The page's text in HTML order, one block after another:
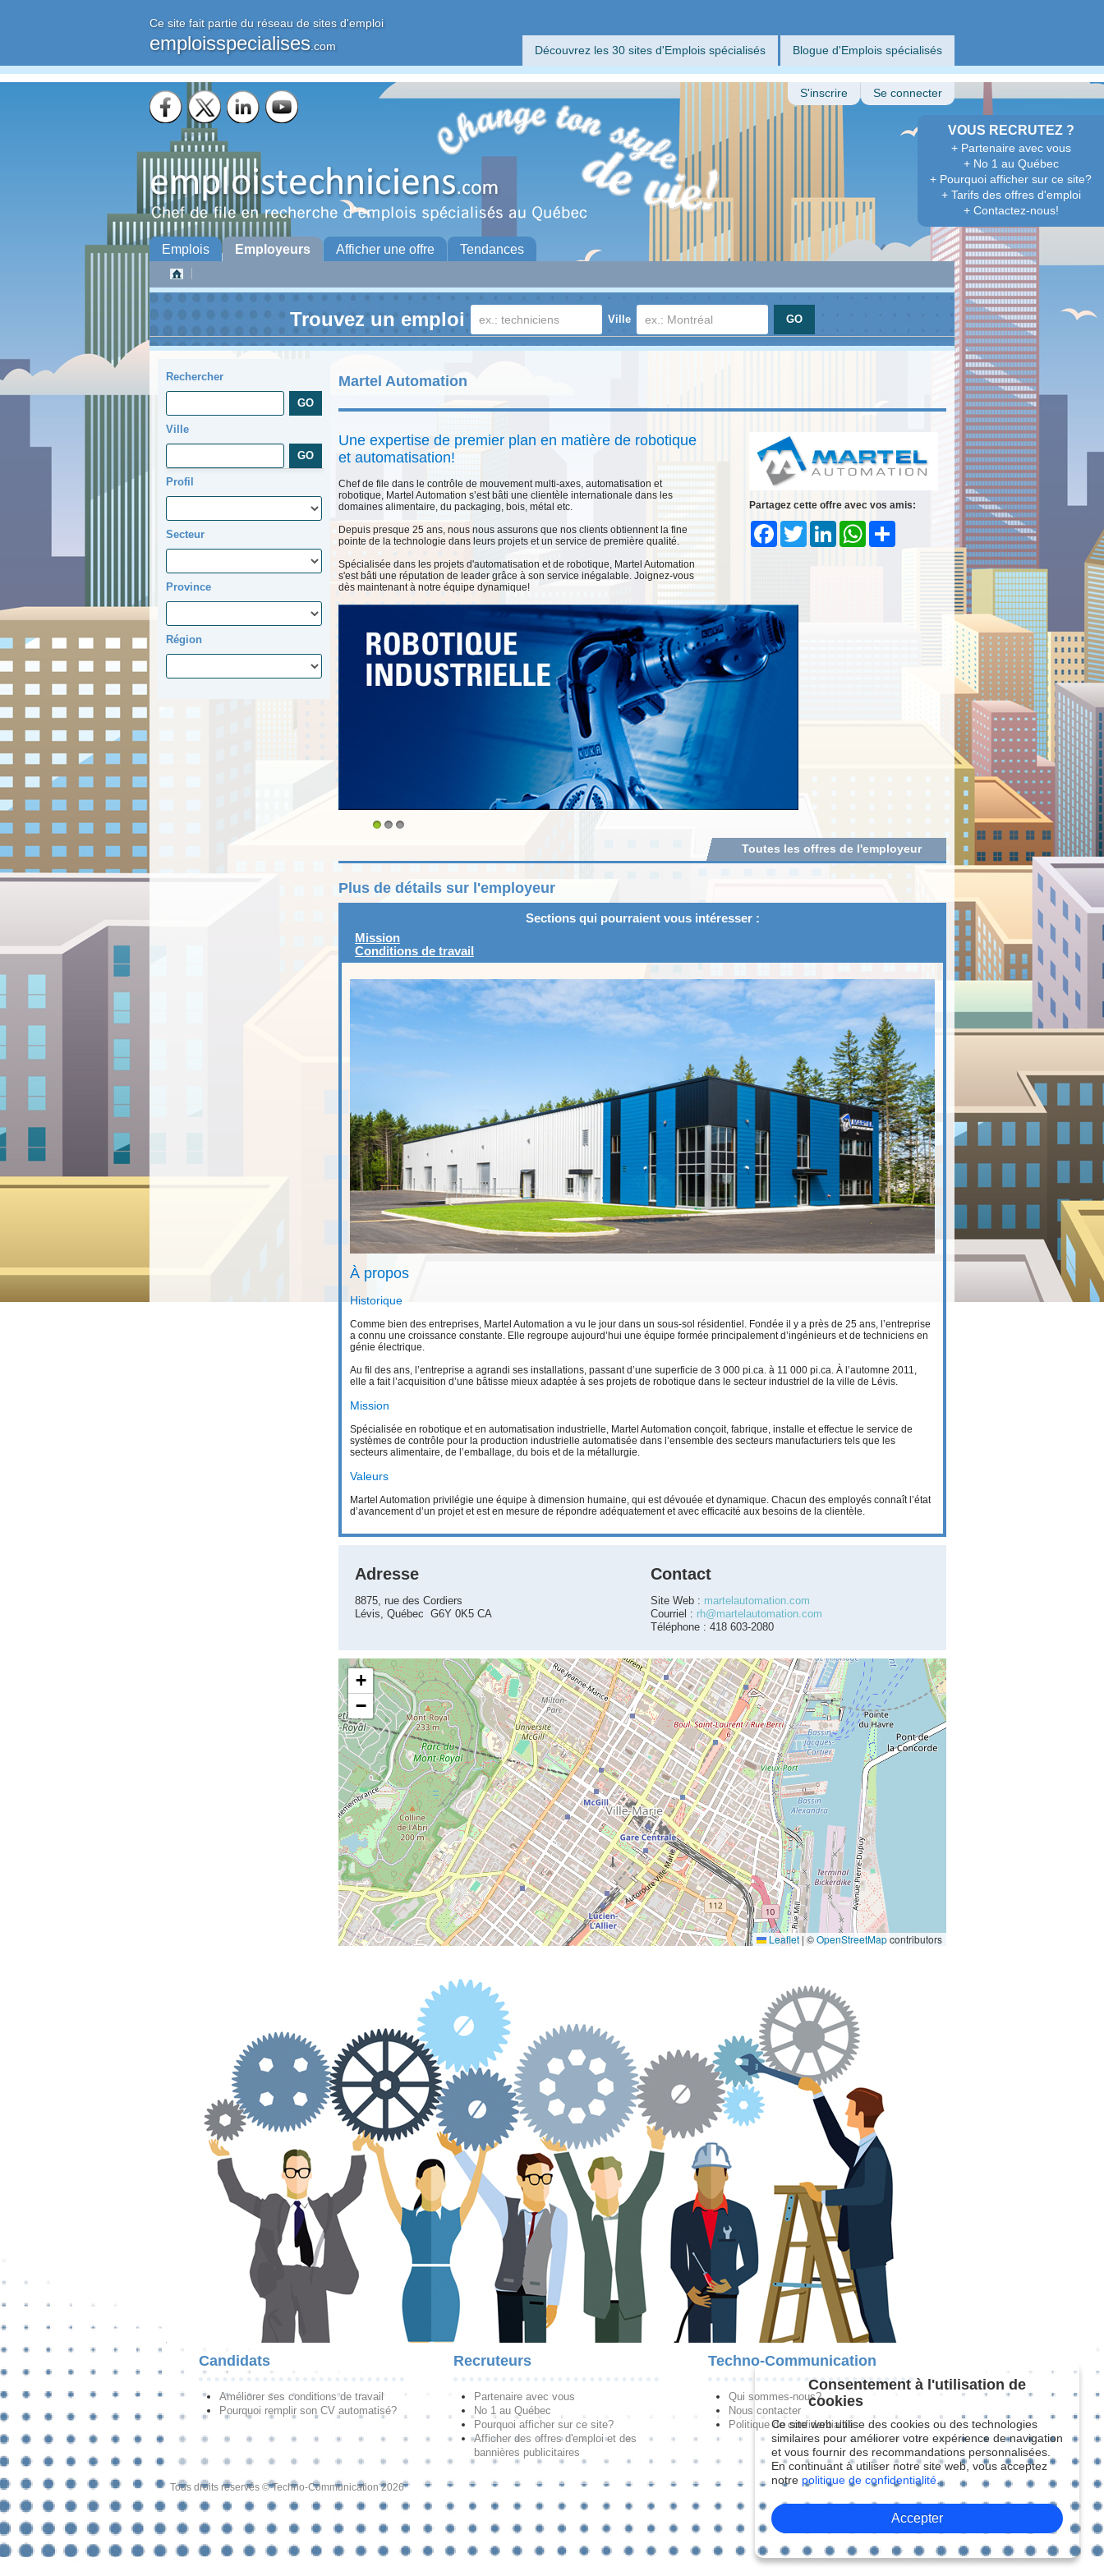
Ce site fait partie du réseau de sites d'emploi
emploisspecialises .com Découvrez les 30 sites d'Emplois spécialisés Blogue d'Emplois spécialisés
VOUS RECRUTEZ ?
+ Partenaire avec vous
+ No 1 au Québec
+ Pourquoi afficher sur ce site?
+ Tarifs des offres d'emploi
+ Contactez-nous!
S'inscrire Se connecter
Emplois Employeurs Afficher une offre Tendances
Trouvez un emploi Ville
Rechercher
Ville
Profil
Secteur
Province
Région
Martel Automation
Une expertise de premier plan en matière de robotique
et automatisation!
Chef de file dans le contrôle de mouvement multi-axes, automatisation et
robotique, Martel Automation s’est bâti une clientèle internationale dans les
domaines alimentaire, du packaging, bois, métal etc.
Depuis presque 25 ans, nous nous assurons que nos clients obtiennent la fine
pointe de la technologie dans leurs projets et un service de première qualité.
Spécialisée dans les projets d'automatisation et de robotique, Martel Automation
s'est bâti une réputation de leader grâce à son service inégalable. Joignez-vous
dès maintenant à notre équipe dynamique!
Partagez cette offre avec vos amis:
FacebookTwitter LinkedIn WhatsApp
Toutes les offres de l'employeur
Plus de détails sur l'employeur
Sections qui pourraient vous intéresser :
Mission
Conditions de travail
À propos
Historique
Comme bien des entreprises, Martel Automation a vu le jour dans un sous-sol résidentiel. Fondée il y a près de 25 ans, l’entreprise
a connu une croissance constante. Elle regroupe aujourd’hui une équipe formée principalement d’ingénieurs et de techniciens en
génie électrique.
Au fil des ans, l’entreprise a agrandi ses installations, passant d’une superficie de 3 000 pi.ca. à 11 000 pi.ca. À l’automne 2011,
elle a fait l’acquisition d’une bâtisse mieux adaptée à ses projets de robotique dans le secteur industriel de la ville de Lévis.
Mission
Spécialisée en robotique et en automatisation industrielle, Martel Automation conçoit, fabrique, installe et effectue le service de
systèmes de contrôle pour la production industrielle automatisée dans l’ensemble des secteurs manufacturiers tels que les
secteurs alimentaire, de l’emballage, du bois et de la métallurgie.
Valeurs
Martel Automation privilégie une équipe à dimension humaine, qui est dévouée et dynamique. Chacun des employés connaît l’état
d’avancement d’un projet et est en mesure de répondre adéquatement et avec efficacité aux besoins de la clientèle.
Adresse
8875, rue des Cordiers
Lévis, Québec G6Y 0K5 CA
Contact
Site Web : martelautomation.com
Courriel : rh@martelautomation.com
Téléphone : 418 603-2080
+
−
Leaflet | ©OpenStreetMapcontributors
Candidats
Améliorer ses conditions de travail
Pourquoi remplir son CV automatisé?
Recruteurs
Partenaire avec vous
No 1 au Québec
Pourquoi afficher sur ce site?
Afficher des offres d'emploi et des
bannières publicitaires
Techno-Communication
Qui sommes-nous?
Nous contacter
Politique de confidentialité
Tous droits réservés © Techno-Communication 2026
Consentement à l'utilisation de
cookies
Ce site web utilise des cookies ou des technologies
similaires pour améliorer votre expérience de navigation
et vous fournir des recommandations personnalisées.
En continuant à utiliser notre site web, vous acceptez
notre politique de confidentialité.
Accepter